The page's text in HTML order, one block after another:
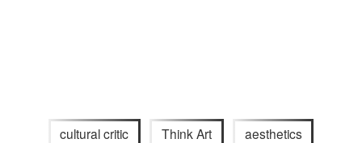
cultural critic Think Art aesthetics